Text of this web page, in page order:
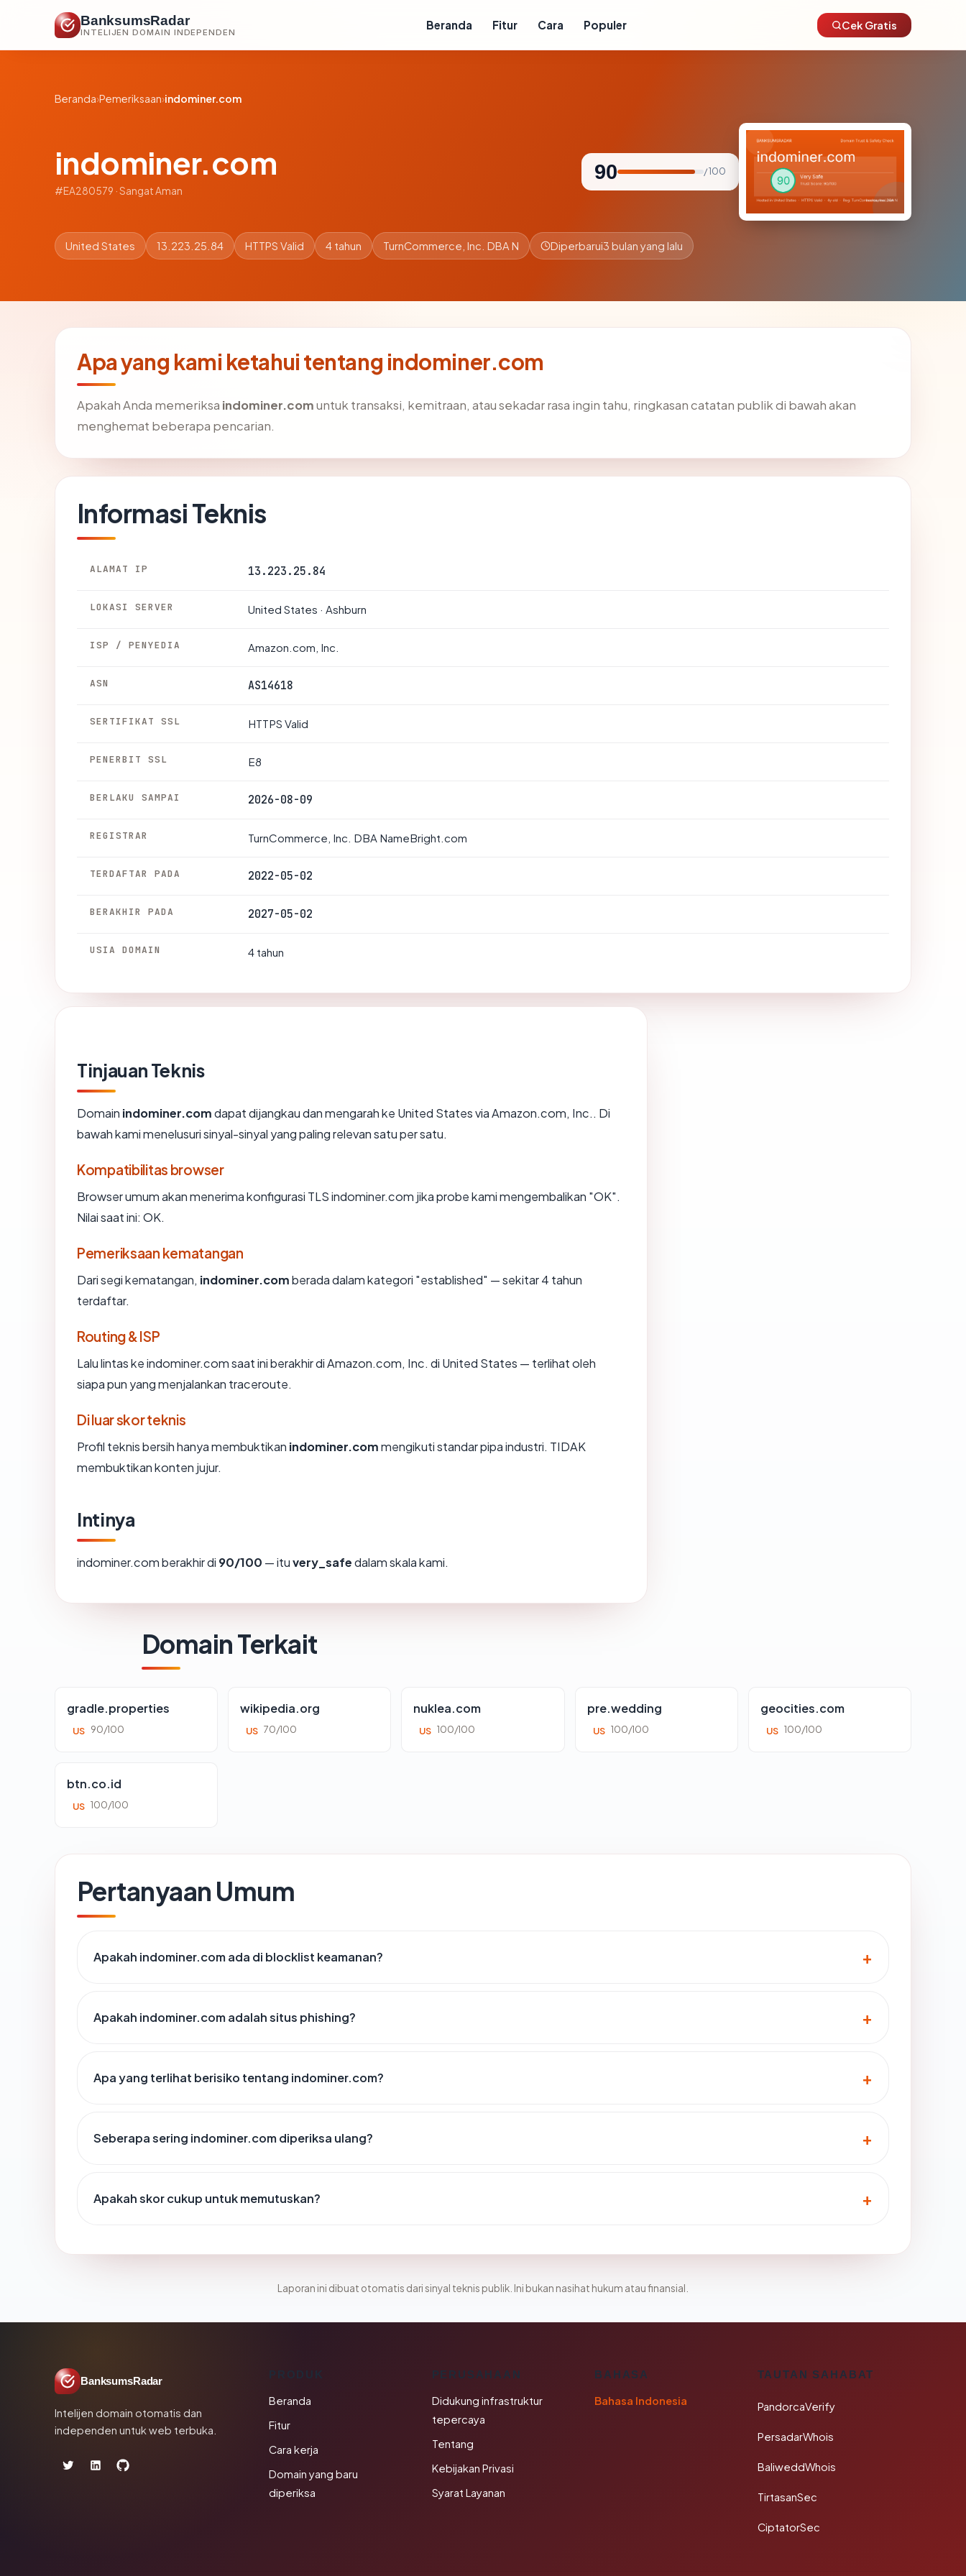
BanksumsRadar
INTELIJEN DOMAIN INDEPENDEN
Beranda Fitur Cara Populer Cek Gratis
Beranda›Pemeriksaan›indominer.com
indominer.com
#EA280579 · Sangat Aman
90 / 100
United States 13.223.25.84 HTTPS Valid 4 tahun TurnCommerce, Inc. DBA N Diperbarui3 bulan yang lalu
Apa yang kami ketahui tentang indominer.com
Apakah Anda memeriksa indominer.comuntuk transaksi, kemitraan, atau sekadar rasa ingin tahu, ringkasan catatan publik di bawah akan
menghemat beberapa pencarian.
Informasi Teknis
ALAMAT IP 13.223.25.84
LOKASI SERVER United States · Ashburn
ISP / PENYEDIA Amazon.com, Inc.
ASN AS14618
SERTIFIKAT SSL HTTPS Valid
PENERBIT SSL E8
BERLAKU SAMPAI 2026-08-09
REGISTRAR TurnCommerce, Inc. DBA NameBright.com
TERDAFTAR PADA 2022-05-02
BERAKHIR PADA 2027-05-02
USIA DOMAIN 4 tahun
Tinjauan Teknis
Domain indominer.comdapat dijangkau dan mengarah ke United States via Amazon.com, Inc.. Di
bawah kami menelusuri sinyal-sinyal yang paling relevan satu per satu.
Kompatibilitas browser
Browser umum akan menerima konfigurasi TLS indominer.com jika probe kami mengembalikan "OK".
Nilai saat ini: OK.
Pemeriksaan kematangan
Dari segi kematangan, indominer.comberada dalam kategori "established" — sekitar 4 tahun
terdaftar.
Routing & ISP
Lalu lintas ke indominer.com saat ini berakhir di Amazon.com, Inc. di United States — terlihat oleh
siapa pun yang menjalankan traceroute.
Di luar skor teknis
Profil teknis bersih hanya membuktikan indominer.commengikuti standar pipa industri. TIDAK
membuktikan konten jujur.
Intinya
indominer.com berakhir di 90/100 — ituvery_safedalam skala kami.
Domain Terkait
gradle.properties
US 90/100
wikipedia.org
US 70/100
nuklea.com
US 100/100
pre.wedding
US 100/100
geocities.com
US 100/100
btn.co.id
US 100/100
Pertanyaan Umum
Apakah indominer.com ada di blocklist keamanan?
Apakah indominer.com adalah situs phishing?
Apa yang terlihat berisiko tentang indominer.com?
Seberapa sering indominer.com diperiksa ulang?
Apakah skor cukup untuk memutuskan?
Laporan ini dibuat otomatis dari sinyal teknis publik. Ini bukan nasihat hukum atau finansial.
BanksumsRadar
Intelijen domain otomatis dan
independen untuk web terbuka.
Beranda
Fitur
Cara kerja
Domain yang baru
diperiksa
PERUSAHAAN
Didukung infrastruktur
tepercaya
Tentang
Kebijakan Privasi
Syarat Layanan
BAHASA
Bahasa Indonesia
TAUTAN SAHABAT
PandorcaVerify
PersadarWhois
BaliweddWhois
TirtasanSec
CiptatorSec